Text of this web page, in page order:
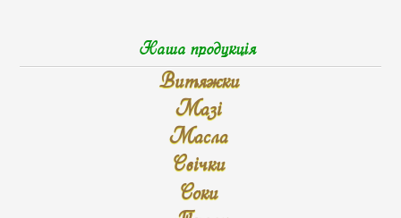
Наша продукція
Витяжки
Мазі
Масла
Свічки
Соки